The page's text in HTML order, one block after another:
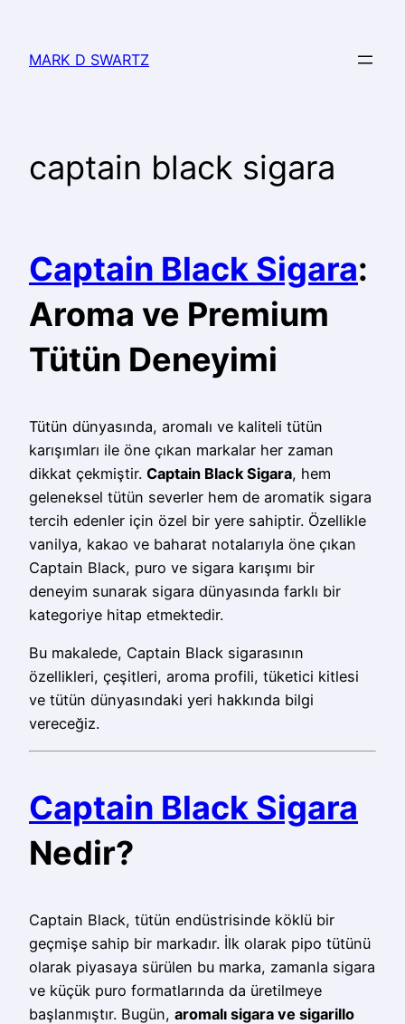
MARK D SWARTZ
captain black sigara
Captain Black Sigara:
Aroma ve Premium
Tütün Deneyimi
Tütün dünyasında, aromalı ve kaliteli tütün
karışımları ile öne çıkan markalar her zaman
dikkat çekmiştir. Captain Black Sigara, hem
geleneksel tütün severler hem de aromatik sigara
tercih edenler için özel bir yere sahiptir. Özellikle
vanilya, kakao ve baharat notalarıyla öne çıkan
Captain Black, puro ve sigara karışımı bir
deneyim sunarak sigara dünyasında farklı bir
kategoriye hitap etmektedir.
Bu makalede, Captain Black sigarasının
özellikleri, çeşitleri, aroma profili, tüketici kitlesi
ve tütün dünyasındaki yeri hakkında bilgi
vereceğiz.
Captain Black Sigara
Nedir?
Captain Black, tütün endüstrisinde köklü bir
geçmişe sahip bir markadır. İlk olarak pipo tütünü
olarak piyasaya sürülen bu marka, zamanla sigara
ve küçük puro formatlarında da üretilmeye
başlanmıştır. Bugün, aromalı sigara ve sigarillo